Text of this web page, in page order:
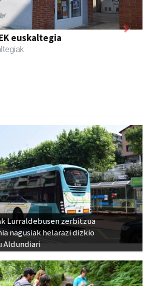
Next
Lurraldebusen zerbitzua
nagusiak helarazi dizkio
Aldundiari